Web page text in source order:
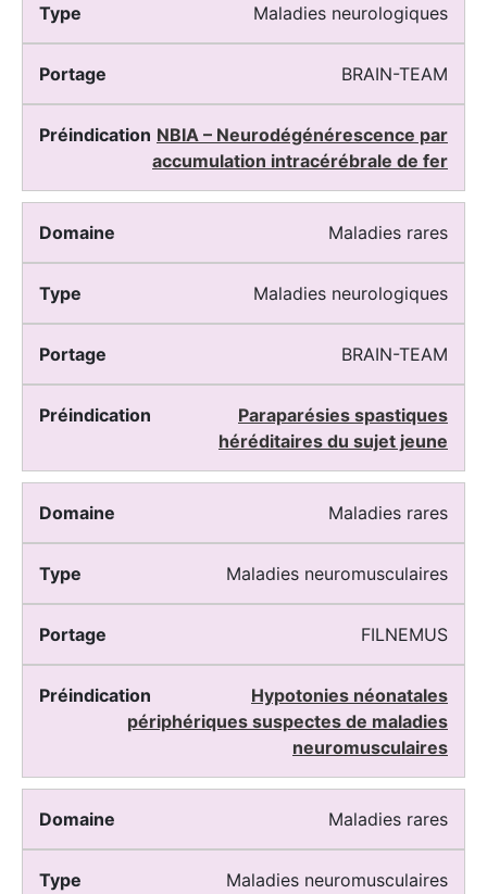
Maladies neurologiques
BRAIN-TEAM
NBIA – Neurodégénérescence par
accumulation intracérébrale de fer
Maladies rares
Maladies neurologiques
BRAIN-TEAM
Paraparésies spastiques
héréditaires du sujet jeune
Maladies rares
Maladies neuromusculaires
FILNEMUS
Hypotonies néonatales
périphériques suspectes de maladies
neuromusculaires
Maladies rares
Maladies neuromusculaires